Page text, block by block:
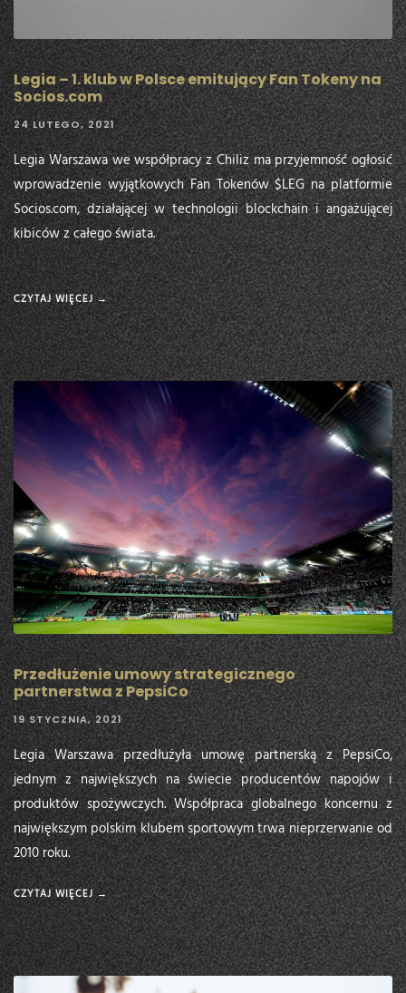
Legia – 1. klub w Polsce emitujący Fan Tokeny na
Socios.com
24 LUTEGO, 2021
Legia Warszawa we współpracy z Chiliz ma przyjemność ogłosić
wprowadzenie wyjątkowych Fan Tokenów $LEG na platformie
Socios.com, działającej w technologii blockchain i angażującej
kibiców z całego świata.
CZYTAJ WIĘCEJ →
Przedłużenie umowy strategicznego
partnerstwa z PepsiCo
19 STYCZNIA, 2021
Legia Warszawa przedłużyła umowę partnerską z PepsiCo,
jednym z największych na świecie producentów napojów i
produktów spożywczych. Współpraca globalnego koncernu z
największym polskim klubem sportowym trwa nieprzerwanie od
2010 roku.
CZYTAJ WIĘCEJ →